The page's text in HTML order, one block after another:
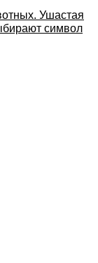
Ушастая
символ